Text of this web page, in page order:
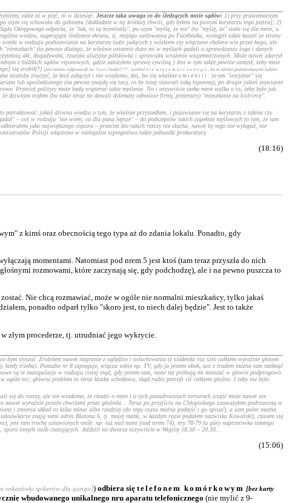
takie ni w pięć, ni w dziesięć. Jeszcze taka uwaga co do śledzących mnie sądów: 1) przy prawomocnym
czym się schowała do gabinetu [dokładnie w tej krótkiej chwili, gdy byłem na pustym korytarzu tego piętra]; 2)
Okręgowego odparła, że "tak, to są kryminały", po czym "myślę, że nie" (to "myślę, że" stało się dla mnie, u
wiedza, sugerująca śledzenie ekranu, tj. mojego surfowania po Facebooku, wystąpił także kaszel ze strony
w rodzaju podstawianie na korytarzu ludzi jadących z wózkiem czy włączane cholera wie przez kogo, ale
"córeczkach" (to pewnie dlatego, że właśnie ostatnio dużo mi w myślach gadali o sprawdzaniu loga i danych
akt, dogadywała, rzucała aluzyjne półsłówka i sprawiała wrażenie wtajemniczonych. Może nawet zdarzył
z łódzkich sądów rejonowych, gdzie założyłem sprawę cywilną.) Jest w tym także pewnie zamysł, żeby mnie
się zrobił(?) [pierwotnie odpowiedź na "o co chodzi???", symbol niewtajemniczonego
, bo to takimi podstawianymi ludźmi
miałoby znaczyć, że ktoś załączył i nie wiadomo, kto, bo się właśnie zmienili : że ten "inicjator" się
lub upośledzonego (na pewno znajdą się tacy, co by tutaj stawiali taką hipotezę), po drugie jakieś stawianie
Przecież politycy może będą wspierać takie myślenie. No i oczywiście czeka mnie walka o to, żeby było jak
dziwnym trafem (bo takie teraz mi dawali dylematy odnośnie firmy, prezesury) "mieszkanie na kobietę".
jakaś dziwna wiedza o tym, że właśnie przyszedłem, i pojawianie się na korytarzu z takimi czy
– coś w rodzaju "nie wiem, co dla pana lepsze" – do podszeptów takich zupełnie myślowych (o tym, że tam
jako największego ciężaru – przecież kto takich rzeczy nie słucha, nawet by tego nie wyłapał, nie
Policji włączono w nielegalne szpiegostwo także jednostki prokuratury.
(18:16)
z kimś oraz obecnością tego typa aż do zdania lokalu. Ponadto, gdy
momentami. Natomiast pod nrem 5 jest ktoś (tam teraz przyszła do nich
rozmowami, które zaczynają się, gdy podchodzę), ale i na pewno puszcza to
Nie chcą rozmawiać, może w ogóle nie normalni mieszkańcy, tylko jakaś
ponadto odparł tylko "skoro jest, to niech dalej będzie". Jest to także
złym procederze, tj. utrudniać jego wykrycie.
słyszał. Zrobiłem nawet nagranie z oględzin i osłuchiwania (z siódemki raz szło całkiem wyraźnie głosem
trzeba). Ponadto nr 8 szpieguje, włącza sobie np. TV, gdy ja jestem obok, acz z trudem można tam natknąć
są te manipulacje w rodzaju ciszej stąd, gdy jestem tam, może też próbują mi mieszać w głowie podprogowo
nic, główny problem to teraz klatka schodowa, skąd radio potrafi iść całkiem głośno. I żeby nie było
się do rzeczy, ale nie wiadomo, że chodzi o mnie i o tych ponadrocznych torturach (część może nawet nie
wyraźnie poszło chwilami przez głośniki... Teraz po przyjściu na Chłopickiego zauważyłem podrzuconą w
i zmienia układ co kilka minut albo rzadziej (do tego czasu można podejść i go spisać), a sam palec można
znają sami adres Blatona 6, tj. mojej matki, w każdym razie podałem nazwisko Kowalski), czasem się
jest tam trochę ustawionych osób: np. tuż nad nami (nad nrem 74), nry 78-79 (u góry naprzeciwko tamtego
innych osób czatujących. Jeździli na dworze oczywiście w Wigilię 18.30 – 20.30...
(15:06)
wskazówki spikerów dla gangu]) odbiera się telefonem komórkowym [bez karty
wbudowanego unikalnego nru aparatu telefonicznego (nie mylić z 9-